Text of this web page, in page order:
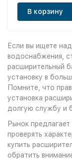
В корзину
Если вы ищете
водоснабжения,
расширительный
установку в
Помните, что
установка
долгую службу и
Рынок
проверять
купить
обратить